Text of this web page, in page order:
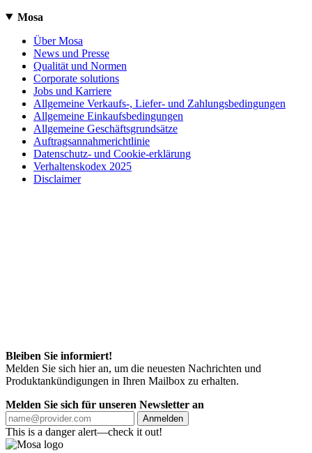
Mosa
Über Mosa
News und Presse
Qualität und Normen
Corporate solutions
Jobs und Karriere
Allgemeine Verkaufs-, Liefer- und Zahlungsbedingungen
Allgemeine Einkaufsbedingungen
Allgemeine Geschäftsgrundsätze
Auftragsannahmerichtlinie
Datenschutz- und Cookie-erklärung
Verhaltenskodex 2025
Disclaimer
Bleiben Sie informiert!
Melden Sie sich hier an, um die neuesten Nachrichten und
Produktankündigungen in Ihren Mailbox zu erhalten.
Melden Sie sich für unseren Newsletter an
Anmelden
This is a danger alert—check it out!